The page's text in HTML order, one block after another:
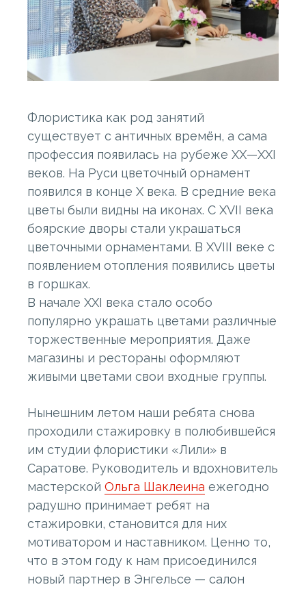
Флористика как род занятий
существует с античных времён, а сама
профессия появилась на рубеже XX—XXI
веков. На Руси цветочный орнамент
появился в конце X века. В средние века
цветы были видны на иконах. С XVII века
боярские дворы стали украшаться
цветочными орнаментами. В XVIII веке с
появлением отопления появились цветы
в горшках.
В начале XXI века стало особо
популярно украшать цветами различные
торжественные мероприятия. Даже
магазины и рестораны оформляют
живыми цветами свои входные группы.
Нынешним летом наши ребята снова
проходили стажировку в полюбившейся
им студии флористики «Лили» в
Саратове. Руководитель и вдохновитель
мастерской Ольга Шаклеина ежегодно
радушно принимает ребят на
стажировки, становится для них
мотиватором и наставником. Ценно то,
что в этом году к нам присоединился
новый партнер в Энгельсе — салон